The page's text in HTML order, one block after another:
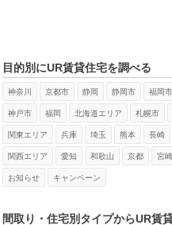
目的別にUR賃貸住宅を調べる
神奈川 京都市 静岡 静岡市 福岡市
神戸市 福岡 北海道エリア 札幌市
関東エリア 兵庫 埼玉 熊本 長崎
関西エリア 愛知 和歌山 京都 宮崎
お知らせ キャンペーン
間取り・住宅別タイプからUR賃